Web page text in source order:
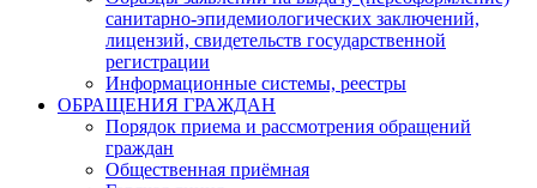
санитарно-эпидемиологических заключений,
лицензий, свидетельств государственной
регистрации
Информационные системы, реестры
ОБРАЩЕНИЯ ГРАЖДАН
Порядок приема и рассмотрения обращений
граждан
Общественная приёмная